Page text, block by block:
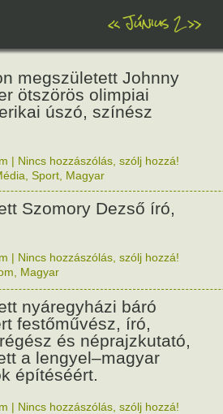
«Június 2»
megszületett Johnny
ötszörös olimpiai
úszó, színész
| Nincs hozzászólás, szólj hozzá!
Sport Magyar
Szomory Dezső író,
| Nincs hozzászólás, szólj hozzá!
Magyar
nyáregyházi báró
festőművész, író,
és néprajzkutató,
a lengyel–magyar
építéséért.
| Nincs hozzászólás, szólj hozzá!